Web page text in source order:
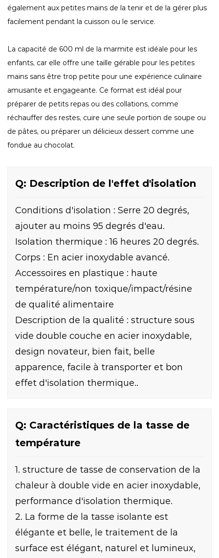
également aux petites mains de la tenir et de la gérer plus
facilement pendant la cuisson ou le service.
La capacité de 600 ml de la marmite est idéale pour les
enfants, car elle offre une taille gérable pour les petites
mains sans être trop petite pour une expérience culinaire
amusante et engageante. Ce format est idéal pour
préparer de petits repas ou des collations, comme
réchauffer des restes, cuire une seule portion de soupe ou
de pâtes, ou préparer un délicieux dessert comme une
fondue au chocolat.
Q: Description de l'effet d'isolation
Conditions d'isolation : Serre 20 degrés,
ajouter au moins 95 degrés d'eau.
Isolation thermique : 16 heures 20 degrés.
Corps : En acier inoxydable avancé.
Accessoires en plastique : haute
température/non toxique/impact/résine
de qualité alimentaire
Description de la qualité : structure sous
vide double couche en acier inoxydable,
design novateur, bien fait, belle
apparence, facile à transporter et bon
effet d'isolation thermique..
Q: Caractéristiques de la tasse de
température
1. structure de tasse de conservation de la
chaleur à double vide en acier inoxydable,
performance d'isolation thermique.
2. La forme de la tasse isolante est
élégante et belle, le traitement de la
surface est élégant, naturel et lumineux,